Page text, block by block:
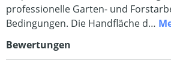
professionelle Garten- und
Bedingungen. Die Handfläche d…
Bewertungen